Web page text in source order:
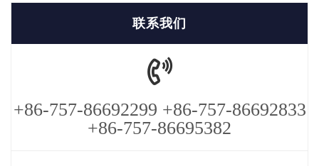
联系我们
+86-757-86692299 +86-757-86692833
+86-757-86695382